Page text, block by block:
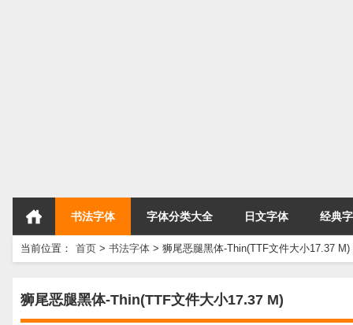
书法字体 字体分类大全 日文字体 经典
当前位置： 首页 > 书法字体 > 狮尾恶腿黑体-Thin(TTF文件大小17.37 M)
狮尾恶腿黑体-Thin(TTF文件大小17.37 M)